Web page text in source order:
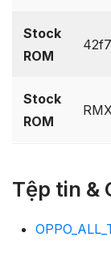
Stock
ROM
Stock
ROM
Tệp tin &